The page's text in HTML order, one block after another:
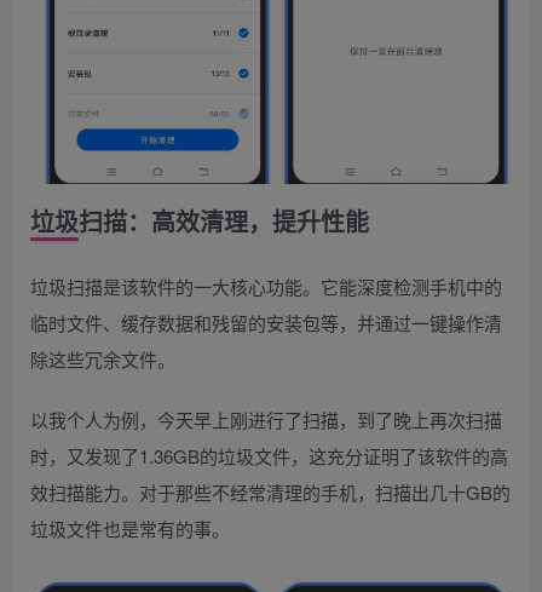
垃圾扫描：高效清理，提升性能
垃圾扫描是该软件的一大核心功能。它能深度检测手机中的
临时文件、缓存数据和残留的安装包等，并通过一键操作清
除这些冗余文件。
以我个人为例，今天早上刚进行了扫描，到了晚上再次扫描
时，又发现了1.36GB的垃圾文件，这充分证明了该软件的高
效扫描能力。对于那些不经常清理的手机，扫描出几十GB的
垃圾文件也是常有的事。